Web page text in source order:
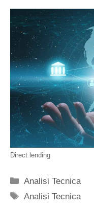
Direct lending
Categorie
Analisi Tecnica
Tag
Analisi Tecnica